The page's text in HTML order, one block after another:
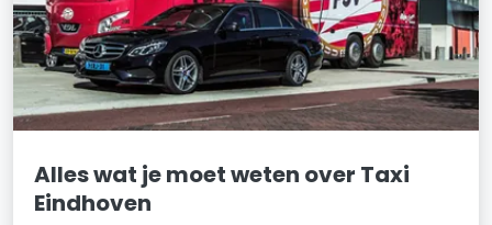
Alles wat je moet weten over Taxi
Eindhoven